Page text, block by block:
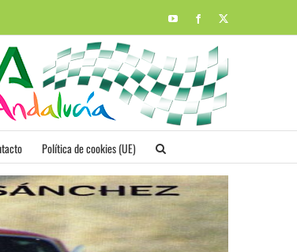
YouTubeFacebook
Política de cookies (UE)